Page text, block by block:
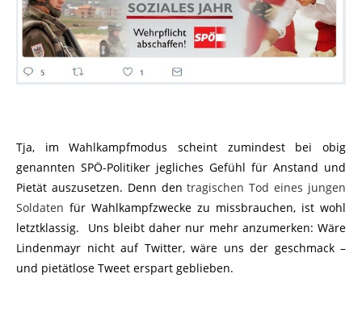
Tja, im Wahlkampfmodus scheint zumindest bei obig
genannten SPÖ-Politiker jegliches Gefühl für Anstand und
Pietät auszusetzen. Denn dentragischen Tod eines jungen
Soldaten für Wahlkampfzwecke zu missbrauchen, ist wohl
letztklassig. Uns bleibt daher nur mehr anzumerken: Wäre
Lindenmayr nicht auf Twitter, wäre uns der geschmack –
und pietätlose Tweet erspart geblieben.